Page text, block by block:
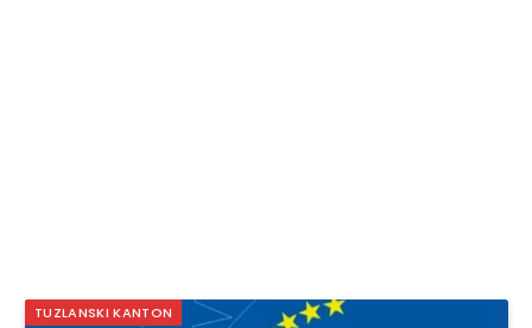
TUZLANSKI KANTON